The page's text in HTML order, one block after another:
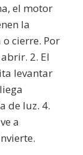
el motor
la
cierre. Por
2. El
levantar
de luz. 4.
a